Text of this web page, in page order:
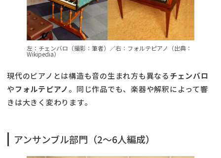
左：チェンバロ（撮影：筆者）／右：フォルテピアノ（出典：
Wikipedia）
現代のピアノとは構造も音の生まれ方も異なるチェンバロ
やフォルテピアノ。同じ作品でも、楽器や解釈によって響
きは大きく変わります。
アンサンブル部門（2〜6人編成）